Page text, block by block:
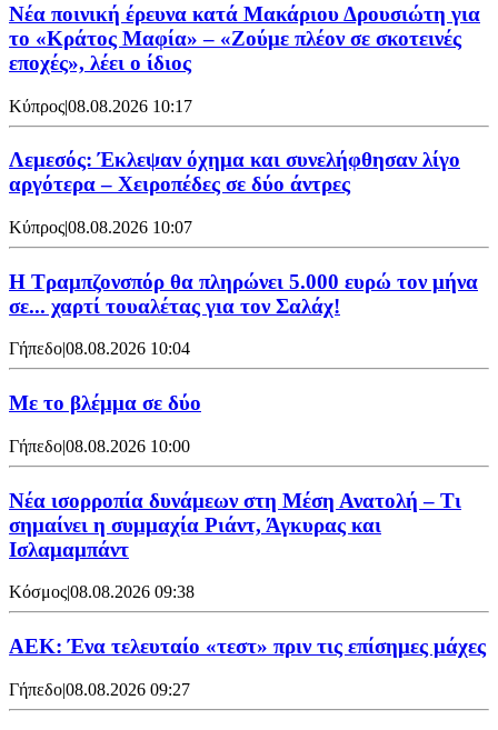
Νέα ποινική έρευνα κατά Μακάριου Δρουσιώτη για
το «Κράτος Μαφία» – «Ζούμε πλέον σε σκοτεινές
εποχές», λέει ο ίδιος
Κύπρος|08.08.2026 10:17
Λεμεσός: Έκλεψαν όχημα και συνελήφθησαν λίγο
αργότερα – Χειροπέδες σε δύο άντρες
Κύπρος|08.08.2026 10:07
Η Τραμπζονσπόρ θα πληρώνει 5.000 ευρώ τον μήνα
σε... χαρτί τουαλέτας για τον Σαλάχ!
Γήπεδο|08.08.2026 10:04
Με το βλέμμα σε δύο
Γήπεδο|08.08.2026 10:00
Νέα ισορροπία δυνάμεων στη Μέση Ανατολή – Τι
σημαίνει η συμμαχία Ριάντ, Άγκυρας και
Ισλαμαμπάντ
Κόσμος|08.08.2026 09:38
ΑΕΚ: Ένα τελευταίο «τεστ» πριν τις επίσημες μάχες
Γήπεδο|08.08.2026 09:27